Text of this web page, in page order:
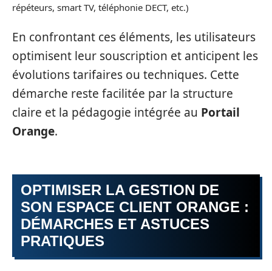
répéteurs, smart TV, téléphonie DECT, etc.)
En confrontant ces éléments, les utilisateurs
optimisent leur souscription et anticipent les
évolutions tarifaires ou techniques. Cette
démarche reste facilitée par la structure
claire et la pédagogie intégrée au Portail
Orange.
OPTIMISER LA GESTION DE
SON ESPACE CLIENT ORANGE :
DÉMARCHES ET ASTUCES
PRATIQUES